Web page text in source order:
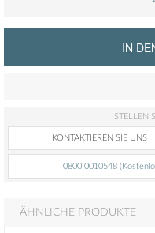
IN
STELLEN
KONTAKTIEREN SIE UNS
0800 0010548
ÄHNLICHE PRODUKTE